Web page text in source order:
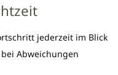
jederzeit im Blick
Abweichungen